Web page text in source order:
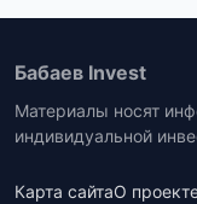
Бабаев Invest
Материалы носят
индивидуальной
Карта сайтаО